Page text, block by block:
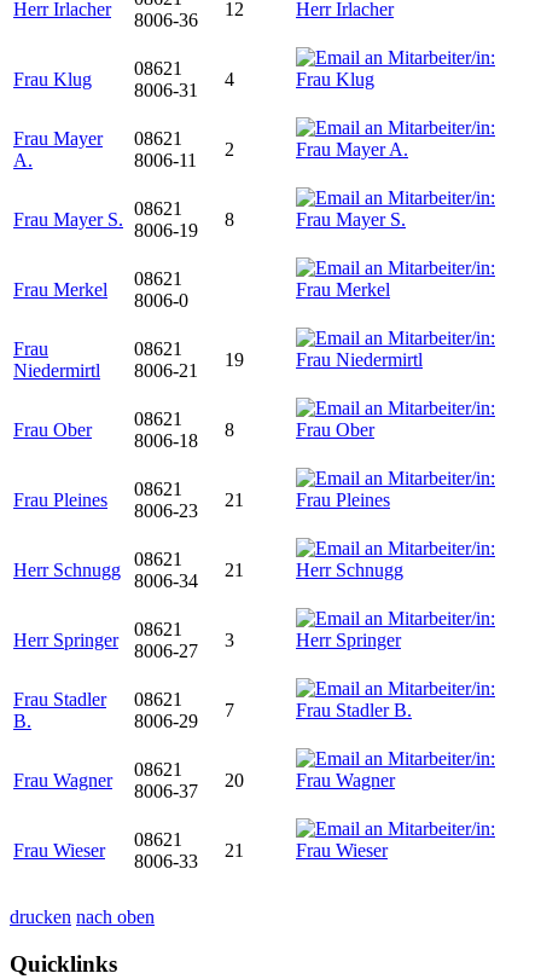
Herr Irlacher
8006-36
12
Frau Klug
08621
8006-31
4
Frau Mayer
A.
08621
8006-11
2
Frau Mayer S.
08621
8006-19
8
Frau Merkel
08621
8006-0
Frau
Niedermirtl
08621
8006-21
19
Frau Ober
08621
8006-18
8
Frau Pleines
08621
8006-23
21
Herr Schnugg
08621
8006-34
21
Herr Springer
08621
8006-27
3
Frau Stadler
B.
08621
8006-29
7
Frau Wagner
08621
8006-37
20
Frau Wieser
08621
8006-33
21
drucken nach oben
Quicklinks